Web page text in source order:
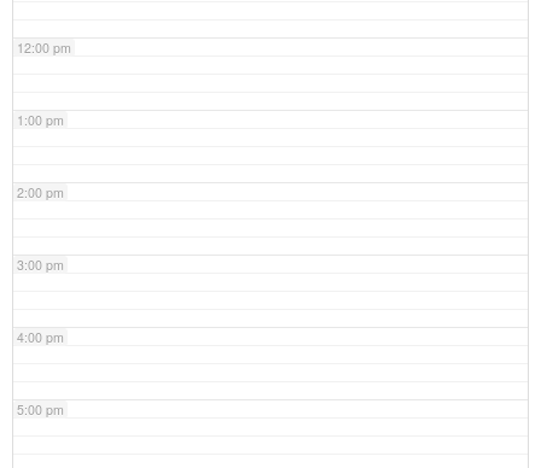
12:00 pm
1:00 pm
2:00 pm
3:00 pm
4:00 pm
5:00 pm